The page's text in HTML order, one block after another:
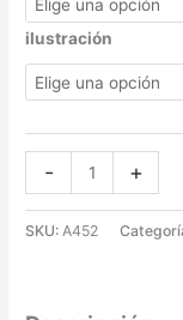
ilustración
- +
SKU:A452